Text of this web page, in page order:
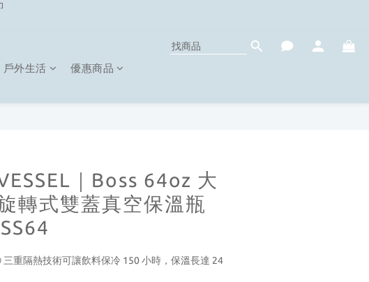
戶外生活 優惠商品
｜Boss 64oz 大
轉式雙蓋真空保溫瓶
重隔熱技術可讓飲料保冷 150 小時，保溫長達 24